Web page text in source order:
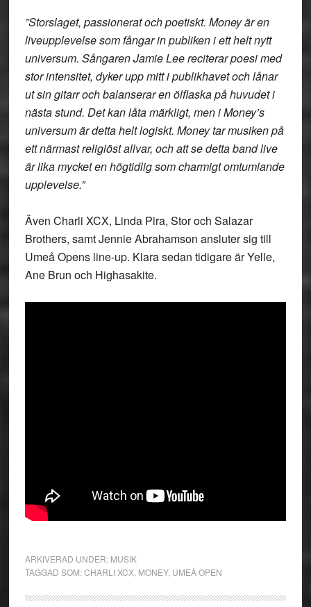
”Storslaget, passionerat och poetiskt. Money är en
liveupplevelse som fångar in publiken i ett helt nytt
universum. Sångaren Jamie Lee reciterar poesi med
stor intensitet, dyker upp mitt i publikhavet och lånar
ut sin gitarr och balanserar en ölflaska på huvudet i
nästa stund. Det kan låta märkligt, men i Money’s
universum är detta helt logiskt. Money tar musiken på
ett närmast religiöst allvar, och att se detta band live
är lika mycket en högtidlig som charmigt omtumlande
upplevelse.”
Även Charli XCX, Linda Pira, Stor och Salazar
Brothers, samt Jennie Abrahamson ansluter sig till
Umeå Opens line-up. Klara sedan tidigare är Yelle,
Ane Brun och Highasakite.
ARKIVERAD UNDER: MUSIK
TAGGAD SOM:CHARLI XCX, MONEY, UMEÅ OPEN